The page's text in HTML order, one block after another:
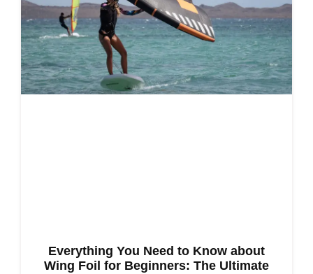
Everything You Need to Know about
Wing Foil for Beginners: The Ultimate